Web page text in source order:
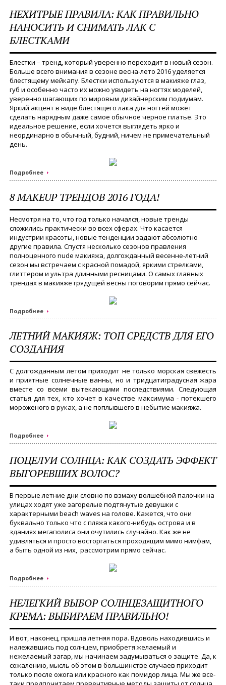
НЕХИТРЫЕ ПРАВИЛА: КАК ПРАВИЛЬНО
НАНОСИТЬ И СНИМАТЬ ЛАК С
БЛЕСТКАМИ
Блестки – тренд, который уверенно переходит в новый сезон.
Больше всего внимания в сезоне весна-лето 2016 уделяется
блестящему мейкапу. Блестки используются в макияже глаз,
губ и особенно часто их можно увидеть на ногтях моделей,
уверенно шагающих по мировым дизайнерским подиумам.
Яркий акцент в виде блестящего лака для ногтей может
сделать нарядным даже самое обычное черное платье. Это
идеальное решение, если хочется выглядеть ярко и
неординарно в обычный, будний, ничем не примечательный
день.
Подробнее
8 MAKEUP ТРЕНДОВ 2016 ГОДА!
Несмотря на то, что год только начался, новые тренды
сложились практически во всех сферах. Что касается
индустрии красоты, новые тенденции задают абсолютно
другие правила. Спустя несколько сезонов правления
полноценного nude макияжа, долгожданный весенне-летний
сезон мы встречаем с красной помадой, яркими стрелками,
глиттером и ультра длинными ресницами. О самых главных
трендах в макияже грядущей весны поговорим прямо сейчас.
Подробнее
ЛЕТНИЙ МАКИЯЖ: ТОП СРЕДСТВ ДЛЯ ЕГО
СОЗДАНИЯ
С долгожданным летом приходит не только морская свежесть
и приятные солнечные ванны, но и тридцатиградусная жара
вместе со всеми вытекающими последствиями. Следующая
статья для тех, кто хочет в качестве максимума - потекшего
мороженого в руках, а не поплывшего в небытие макияжа.
Подробнее
ПОЦЕЛУИ СОЛНЦА: КАК СОЗДАТЬ ЭФФЕКТ
ВЫГОРЕВШИХ ВОЛОС?
В первые летние дни словно по взмаху волшебной палочки на
улицах ходят уже загорелые подтянутые девушки с
характерными beach waves на голове. Кажется, что они
буквально только что с пляжа какого-нибудь острова и в
зданиях мегаполиса они очутились случайно. Как же не
удивляться и просто восторгаться проходящим мимо нимфам,
а быть одной из них, рассмотрим прямо сейчас.
Подробнее
НЕЛЕГКИЙ ВЫБОР СОЛНЦЕЗАЩИТНОГО
КРЕМА: ВЫБИРАЕМ ПРАВИЛЬНО!
И вот, наконец, пришла летняя пора. Вдоволь находившись и
належавшись под солнцем, приобретя желаемый и
нежелаемый загар, мы начинаем задумываться о защите. Да, к
сожалению, мысль об этом в большинстве случаев приходит
только после ожога или красного как помидор лица. Мы же все-